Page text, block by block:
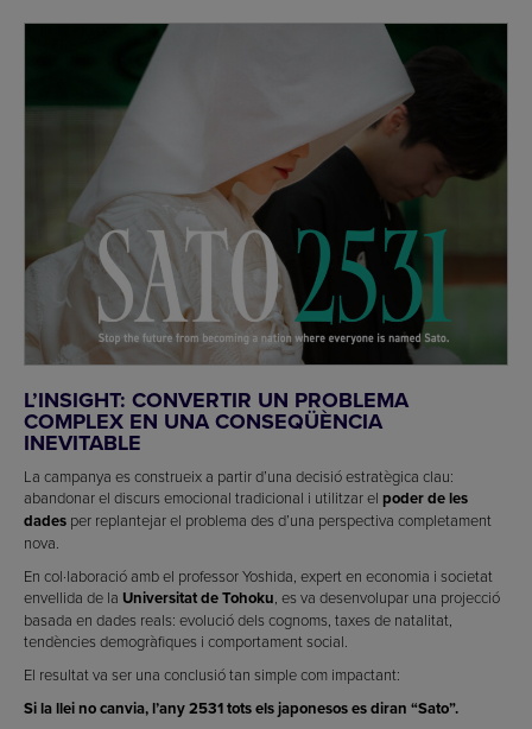
L’INSIGHT: CONVERTIR UN PROBLEMA
COMPLEX EN UNA CONSEQÜÈNCIA
INEVITABLE
La campanya es construeix a partir d’una decisió estratègica clau:
abandonar el discurs emocional tradicional i utilitzar el poder de les
dades per replantejar el problema des d’una perspectiva completament
nova.
En col·laboració amb el professor Yoshida, expert en economia i societat
envellida de la Universitat de Tohoku, es va desenvolupar una projecció
basada en dades reals: evolució dels cognoms, taxes de natalitat,
tendències demogràfiques i comportament social.
El resultat va ser una conclusió tan simple com impactant:
Si la llei no canvia, l’any 2531 tots els japonesos es diran “Sato”.